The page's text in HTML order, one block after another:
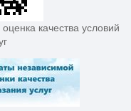
качества условий